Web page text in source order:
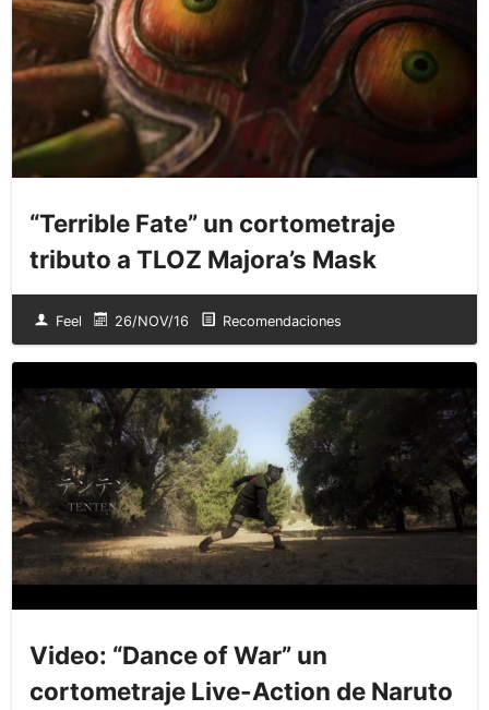
“Terrible Fate” un cortometraje
tributo a TLOZ Majora’s Mask
Feel 26/NOV/16 Recomendaciones
Video: “Dance of War” un
cortometraje Live-Action de Naruto